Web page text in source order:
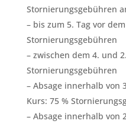
Stornierungsgebühren
– bis zum 5. Tag vor
Stornierungsgebühren
– zwischen dem 4. und
Stornierungsgebühren
– Absage innerhalb von
Kurs: 75 %
– Absage innerhalb von